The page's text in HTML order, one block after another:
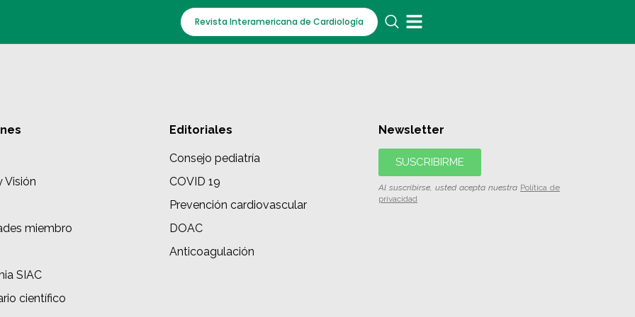
Revista Interamericana de Cardiología
Visión
miembro
SIAC
científico
Editoriales
Consejo pediatría
COVID 19
Prevención cardiovascular
DOAC
Anticoagulación
Newsletter
SUSCRIBIRME
Al suscribirse, usted acepta nuestra Política de
privacidad